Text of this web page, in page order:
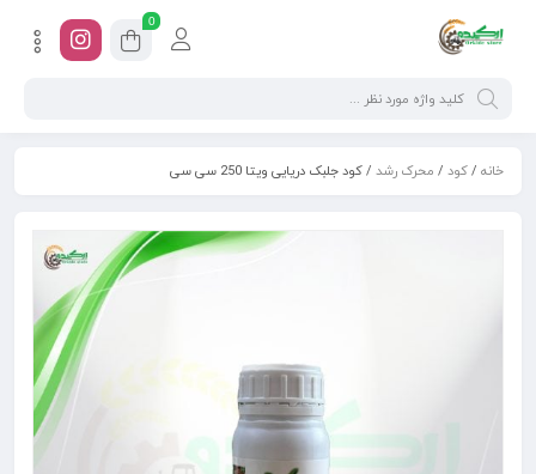
0
خانه /کود / محرک رشد / کود جلبک دریایی ویتا 250 سی سی